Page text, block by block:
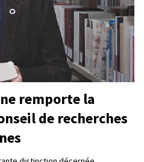
remporte la
de recherches